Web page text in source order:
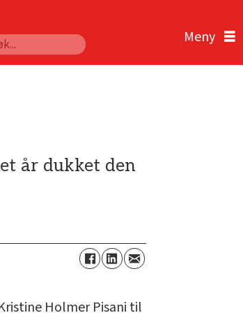
år dukket den
Holmer Pisani til